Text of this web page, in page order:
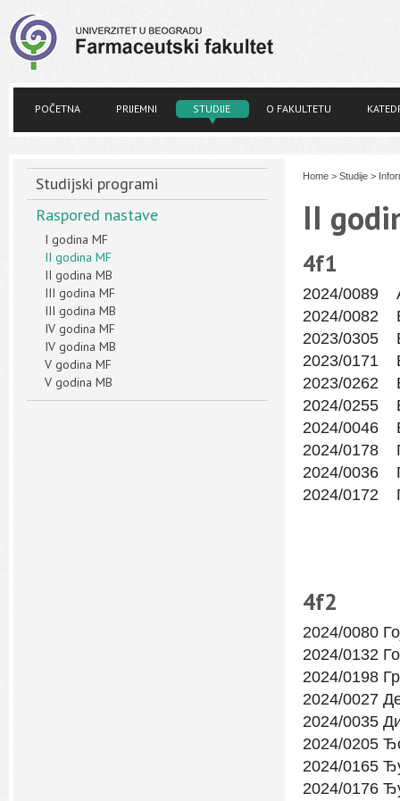
POČETNA PRIJEMNI STUDIJE O FAKULTETU
Studijski programi
Raspored nastave
I godina MF
II godina MF
II godina MB
III godina MF
III godina MB
IV godina MF
IV godina MB
V godina MF
V godina MB
Home > Studije >
II
4f1
2024/0089
2024/0082
2023/0305
2023/0171
2023/0262
2024/0255
2024/0046
2024/0178
2024/0036
2024/0172
4f2
2024/0080
2024/0132
2024/0198
2024/0027
2024/0035
2024/0205
2024/0165
2024/0176